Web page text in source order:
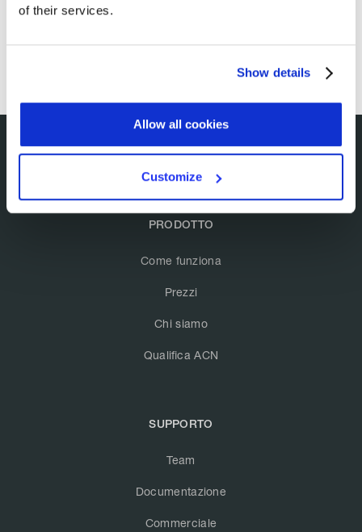
of their services.
Show details
Allow all cookies
Customize
PRODOTTO
Come funziona
Prezzi
Chi siamo
Qualifica ACN
SUPPORTO
Team
Documentazione
Commerciale